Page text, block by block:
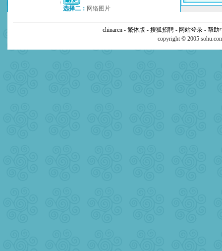
chinaren - 繁体版 - 搜狐招聘 - 网站登录 - 帮助
copyright © 2005